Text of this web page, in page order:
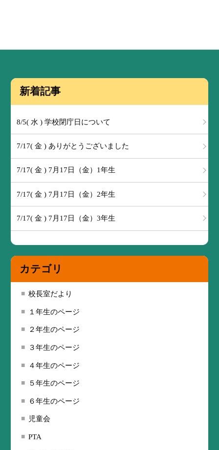
新着記事
8/5( 水 ) 学校閉庁日について
7/17( 金 ) ありがとうございました
7/17( 金 ) 7月17日（金）1年生
7/17( 金 ) 7月17日（金）2年生
7/17( 金 ) 7月17日（金）3年生
カテゴリ
校長室だより
１年生のページ
２年生のページ
３年生のページ
４年生のページ
５年生のページ
６年生のページ
児童会
PTA